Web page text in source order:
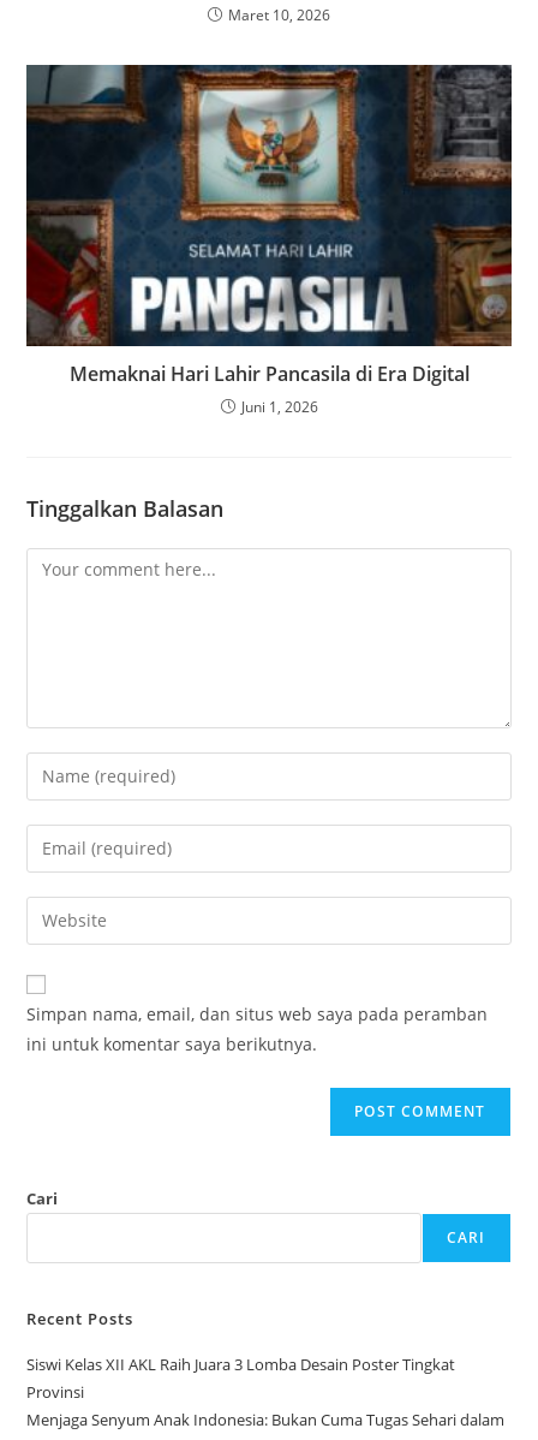
Maret 10, 2026
Memaknai Hari Lahir Pancasila di Era Digital
Juni 1, 2026
Tinggalkan Balasan
Comment
Enter
your
name
comment
Enter
your
email
address
comment
Enter
your
website
URL
(optional)
Simpan nama, email, dan situs web saya pada peramban
ini untuk komentar saya berikutnya.
Cari
CARI
Recent Posts
Siswi Kelas XII AKL Raih Juara 3 Lomba Desain Poster Tingkat
Provinsi
Menjaga Senyum Anak Indonesia: Bukan Cuma Tugas Sehari dalam